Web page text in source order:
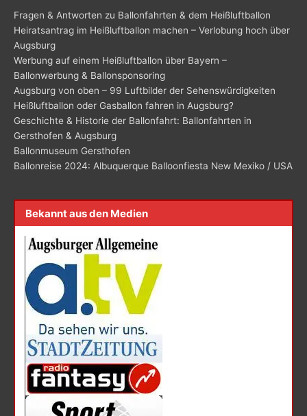
Fragen & Antworten zu Ballonfahrten & dem Heißluftballon
Heiratsantrag im Heißluftballon machen – Verlobung hoch über
Augsburg
Werbung auf einem Heißluftballon über Bayern –
Ballonwerbung & Ballonsponsoring
Augsburg von oben – 99 Luftbilder der Sehenswürdigkeiten
Heißluftballon oder Gasballon fahren in Augsburg?
Geschichte & Historie der Ballonfahrt: Ballonfahrten in
Gersthofen & Augsburg
Ballonmuseum Gersthofen
Ballonreise 2024: Albuquerque Balloonfiesta New Mexiko / USA
Bekannt aus den Medien